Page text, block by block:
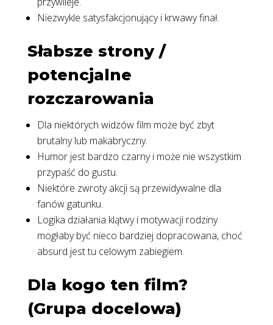
Niezwykle satysfakcjonujący i krwawy finał.
Słabsze strony /
potencjalne
rozczarowania
Dla niektórych widzów film może być zbyt
brutalny lub makabryczny.
Humor jest bardzo czarny i może nie wszystkim
przypaść do gustu.
Niektóre zwroty akcji są przewidywalne dla
fanów gatunku.
Logika działania klątwy i motywacji rodziny
mogłaby być nieco bardziej dopracowana, choć
absurd jest tu celowym zabiegiem.
Dla kogo ten film?
(Grupa docelowa)